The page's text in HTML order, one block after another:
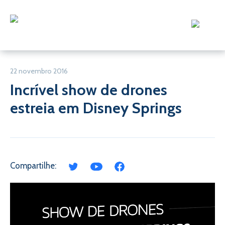
22 novembro 2016
Incrível show de drones
estreia em Disney Springs
Compartilhe: